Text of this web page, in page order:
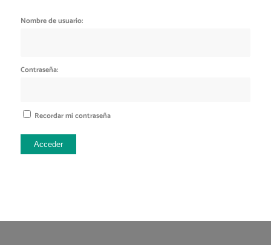
Nombre de usuario:
Contraseña:
Recordar mi contraseña
Acceder